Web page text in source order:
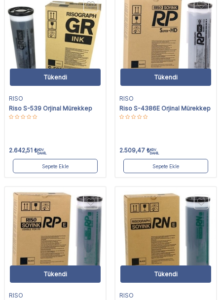
Tükendi
RISO
Riso S-539 Orjinal Mürekkep
2.642,51 ₺KDV
DAHİL
Sepete Ekle
Tükendi
RISO
Riso S-4386E Orjinal Mürekkep
2.509,47 ₺KDV
DAHİL
Sepete Ekle
Tükendi
RISO
Tükendi
RISO